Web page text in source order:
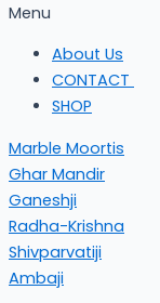
Menu
About Us
CONTACT
SHOP
Marble Moortis
Ghar Mandir
Ganeshji
Radha-Krishna
Shivparvatiji
Ambaji